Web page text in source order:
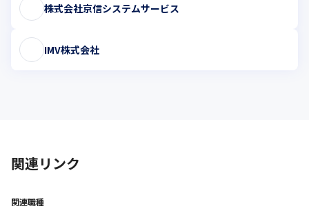
株式会社京信システムサービス
IMV株式会社
関連リンク
関連職種